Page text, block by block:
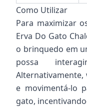
Como Utilizar
Para maximizar
Erva Do Gato
o brinquedo em
possa
e movimentá-lo
gato,